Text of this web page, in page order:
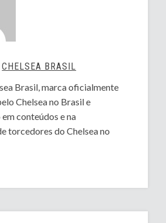
CHELSEA BRASIL
Brasil, marca oficialmente
Chelsea no Brasil e
conteúdos e na
torcedores do Chelsea no